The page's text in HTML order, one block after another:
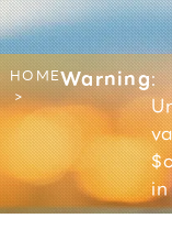
HOMEWarning:
in